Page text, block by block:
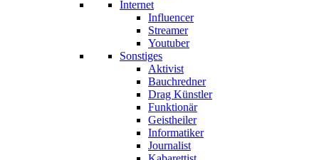
Internet
Influencer
Streamer
Youtuber
Sonstiges
Aktivist
Bauchredner
Drag Künstler
Funktionär
Geistheiler
Informatiker
Journalist